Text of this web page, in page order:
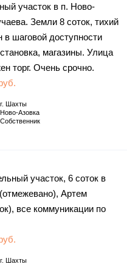
участок в п. Ново-
Земли 8 соток, тихий
в шаговой доступности
магазины. Улица
торг. Очень срочно.
г.
Шахты
Ново-Азовка
Собственник
участок, 6 соток в
Артем
все коммуникации по
г.
Шахты